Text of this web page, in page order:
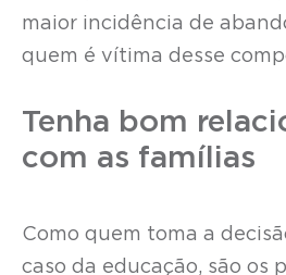
maior incidência de
quem é vítima desse
Tenha bom
com as famílias
Como quem toma a
caso da educação, são os